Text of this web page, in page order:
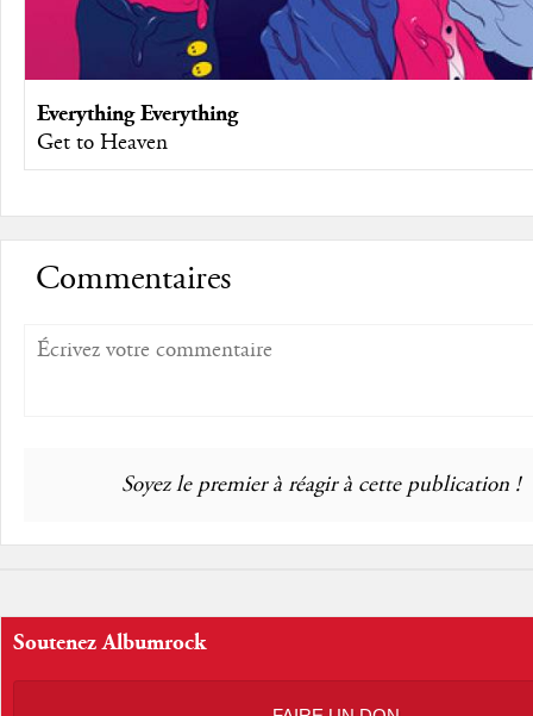
Everything Everything
Get to Heaven
Commentaires
Soyez le premier à réagir à cette publication !
Soutenez Albumrock